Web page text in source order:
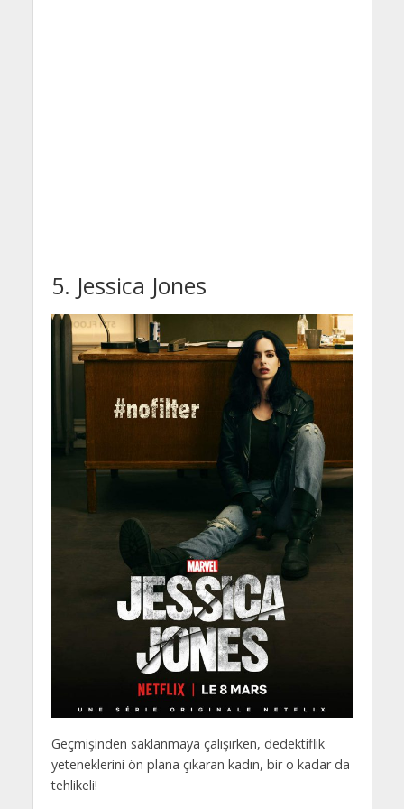
5. Jessica Jones
Geçmişinden saklanmaya çalışırken, dedektiflik
yeteneklerini ön plana çıkaran kadın, bir o kadar da
tehlikeli!